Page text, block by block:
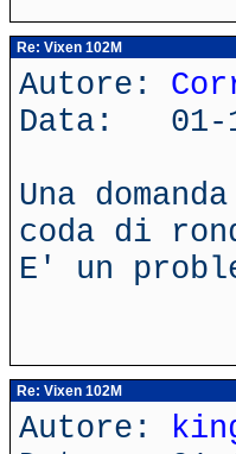
Re: Vixen 102M
Autore:
Data: 01-
Una
coda di
E' un
Re: Vixen 102M
Autore: